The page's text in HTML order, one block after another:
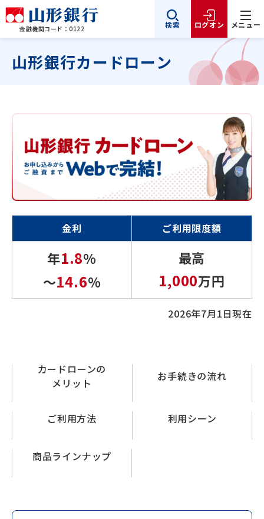
金融機関コード：0122 検索 ログオン メニュー
山形銀行カードローン
金利 ご利用限度額
年1.8%
～14.6%
最高
1,000万円
2026年7月1日現在
カードローンの
メリット
お手続きの流れ
ご利用方法 利用シーン
商品ラインナップ